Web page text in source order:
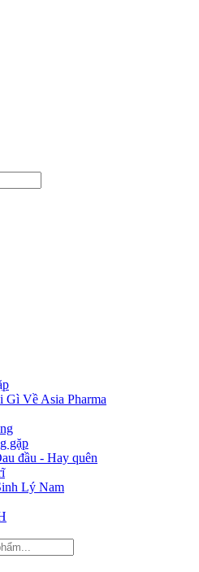
Gì Về Asia Pharma
gặp
đầu - Hay quên
Lý Nam